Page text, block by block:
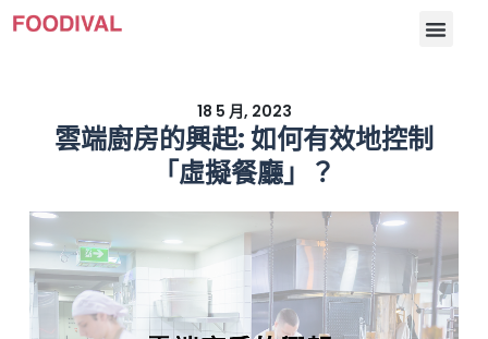
18 5 月, 2023
雲端廚房的興起: 如何有效地控制
「虛擬餐廳」？